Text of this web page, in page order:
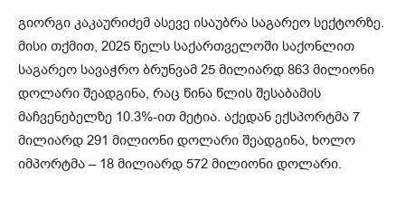
გიორგი კაკაურიძემ ასევე ისაუბრა საგარეო სექტორზე.
მისი თქმით, 2025 წელს საქართველოში საქონლით
საგარეო სავაჭრო ბრუნვამ 25 მილიარდ 863 მილიონი
დოლარი შეადგინა, რაც წინა წლის შესაბამის
მაჩვენებელზე 10.3%-ით მეტია. აქედან ექსპორტმა 7
მილიარდ 291 მილიონი დოლარი შეადგინა, ხოლო
იმპორტმა – 18 მილიარდ 572 მილიონი დოლარი.